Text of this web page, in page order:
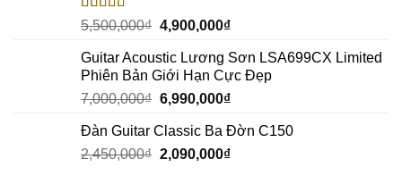
Rated5.00
out of 5
5,500,000₫ 4,900,000₫
Guitar Acoustic Lương Sơn LSA699CX Limited
Phiên Bản Giới Hạn Cực Đẹp
7,000,000₫ 6,990,000₫
Đàn Guitar Classic Ba Đờn C150
2,450,000₫ 2,090,000₫